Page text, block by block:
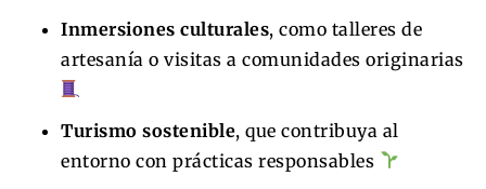
Inmersiones culturales, como talleres de
artesanía o visitas a comunidades originarias
Turismo sostenible, que contribuya al
entorno con prácticas responsables